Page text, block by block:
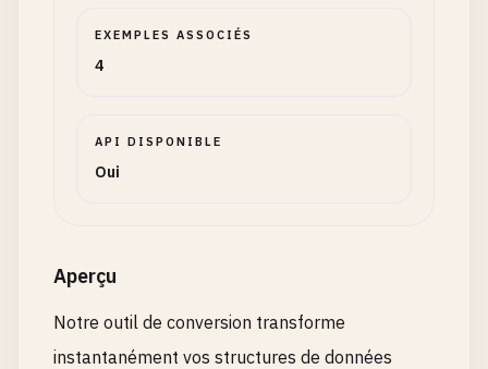
EXEMPLES ASSOCIÉS
4
API DISPONIBLE
Oui
Aperçu
Notre outil de conversion transforme
instantanément vos structures de données